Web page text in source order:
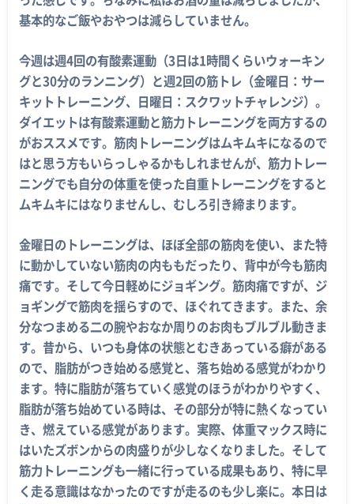
基本的なご飯やおやつは減らしていません。
今週は週4回の有酸素運動（3日は1時間くらいウォーキン
グと30分のランニング）と週2回の筋トレ（金曜日：サー
キットトレーニング、日曜日：スクワットチャレンジ）。
ダイエットは有酸素運動と筋力トレーニングを両方するの
がおススメです。筋肉トレーニングはムキムキになるので
はと思う方もいらっしゃるかもしれませんが、筋力トレー
ニングでも自分の体重を使った自重トレーニングをすると
ムキムキにはなりませんし、むしろ引き締まります。
金曜日のトレーニングは、ほぼ全部の筋肉を使い、また特
に動かしていない筋肉の内ももだったり、背中が今も筋肉
痛です。そして今日軽めにジョギング。筋肉痛ですが、ジ
ョギングで筋肉を揺らすので、ほぐれてきます。また、余
分なつまめる二の腕やおなか周りのお肉もブルブル動きま
す。昔から、いつも身体の状態とむきあっている癖がある
ので、脂肪がつき始める感覚と、落ち始める感覚がわかり
ます。特に脂肪が落ちていく感覚のほうがわかりやすく、
脂肪が落ち始めている時は、その部分が特に熱くなってい
き、燃えている感覚があります。実際、体重マックス時に
はいたズボンからの肉盛りが少しなくなりました。そして
筋力トレーニングも一緒に行っている成果もあり、特に早
く走る意識はなかったのですが走るのも少し楽に。本日は